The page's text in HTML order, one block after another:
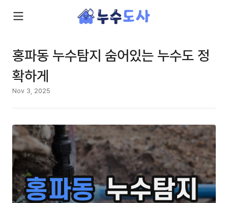
홍파동 누수탐지 숨어있는 누수도 정
확하게
Nov 3, 2025